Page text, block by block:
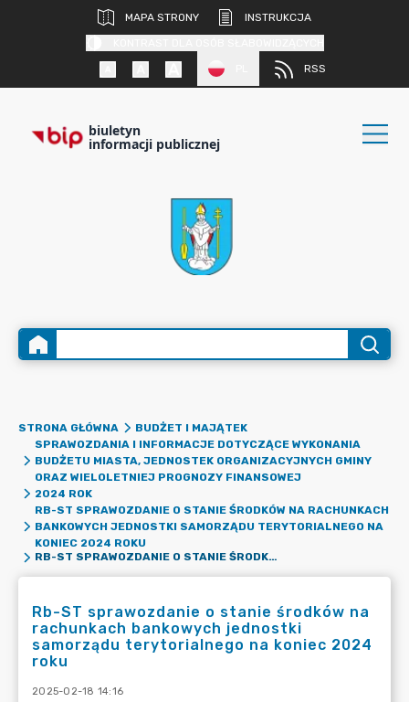
MAPA STRONY
INSTRUKCJA
RSS
biuletyn
informacji publicznej
STRONA GŁÓWNA
BUDŻET I MAJĄTEK
SPRAWOZDANIA I INFORMACJE DOTYCZĄCE WYKONANIA
BUDŻETU MIASTA, JEDNOSTEK ORGANIZACYJNYCH GMINY
ORAZ WIELOLETNIEJ PROGNOZY FINANSOWEJ
2024 ROK
RB-ST SPRAWOZDANIE O STANIE ŚRODKÓW NA RACHUNKACH
BANKOWYCH JEDNOSTKI SAMORZĄDU TERYTORIALNEGO NA
KONIEC 2024 ROKU
RB-ST SPRAWOZDANIE O STANIE ŚRODKÓW NA RACHUNKACH BANKOWYCH JEDNOSTKI SAMORZĄDU TERYTORIALNEGO NA KONIEC 2024 ROKU
Rb-ST sprawozdanie o stanie środków na
rachunkach bankowych jednostki
samorządu terytorialnego na koniec 2024
roku
2025-02-18 14:16